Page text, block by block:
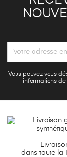
Vous pouvez vous
informations
dans toute la